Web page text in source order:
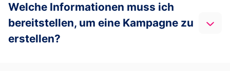
Welche Informationen muss ich
bereitstellen, um eine Kampagne zu
erstellen?